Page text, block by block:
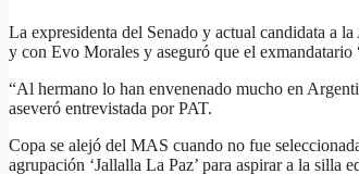
La expresidenta del Senado y actual candidata a
y con Evo Morales y aseguró que el
“Al hermano lo han envenenado mucho en
aseveró entrevistada por PAT.
Copa se alejó del MAS cuando no fue
agrupación ‘Jallalla La Paz’ para aspirar a la silla